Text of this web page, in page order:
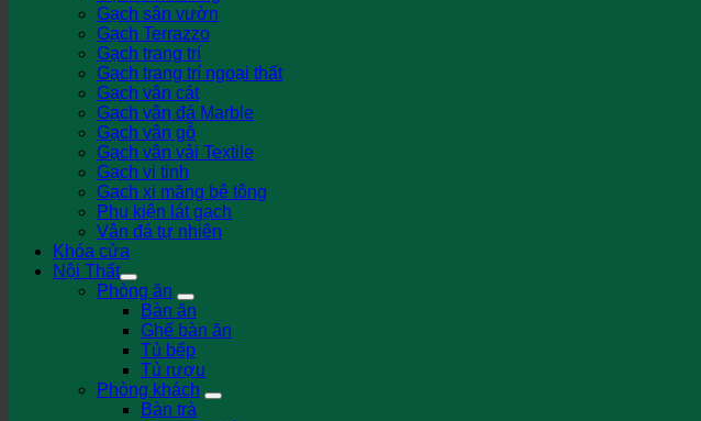
Gạch sân vườn
Gạch Terrazzo
Gạch trang trí
Gạch trang trí ngoại thất
Gạch vân cát
Gạch vân đá Marble
Gạch vân gỗ
Gạch vân vải Textile
Gạch vi tinh
Gạch xi măng bê tông
Phụ kiện lát gạch
Vân đá tự nhiên
Khóa cửa
Nội Thất
Phòng ăn
Bàn ăn
Ghế bàn ăn
Tủ bếp
Tủ rượu
Phòng khách
Bàn trà